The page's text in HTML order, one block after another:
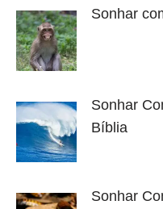
Sonhar
Sonhar
Bíblia
Sonhar